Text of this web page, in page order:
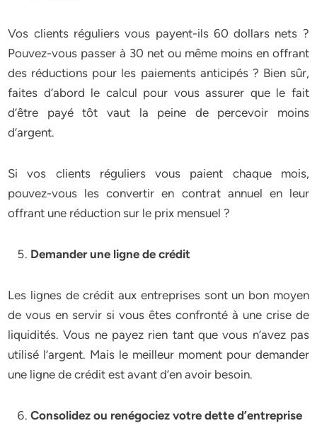
Vos clients réguliers vous payent-ils 60 dollars nets ?
Pouvez-vous passer à 30 net ou même moins en offrant
des réductions pour les paiements anticipés ? Bien sûr,
faites d’abord le calcul pour vous assurer que le fait
d’être payé tôt vaut la peine de percevoir moins
d’argent.
Si vos clients réguliers vous paient chaque mois,
pouvez-vous les convertir en contrat annuel en leur
offrant une réduction sur le prix mensuel ?
Demander une ligne de crédit
Les lignes de crédit aux entreprises sont un bon moyen
de vous en servir si vous êtes confronté à une crise de
liquidités. Vous ne payez rien tant que vous n’avez pas
utilisé l’argent. Mais le meilleur moment pour demander
une ligne de crédit est avant d’en avoir besoin.
Consolidez ou renégociez votre dette d’entreprise